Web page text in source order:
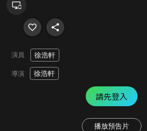
演員 徐浩軒
導演 徐浩軒
請先登入
播放預告片